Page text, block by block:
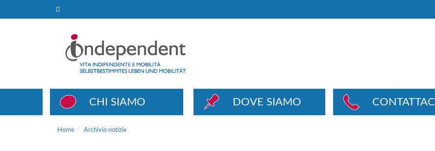
CHI SIAMO DOVE SIAMO CONTATTACI
Home Archivio notizie